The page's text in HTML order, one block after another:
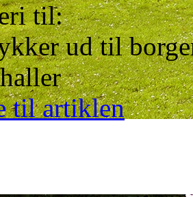
til:
ud til
til artiklen